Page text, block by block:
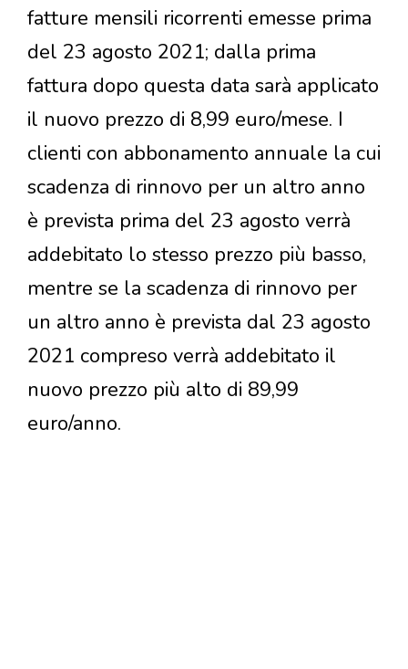
fatture mensili ricorrenti emesse prima
del 23 agosto 2021; dalla prima
fattura dopo questa data sarà applicato
il nuovo prezzo di 8,99 euro/mese. I
clienti con abbonamento annuale la cui
scadenza di rinnovo per un altro anno
è prevista prima del 23 agosto verrà
addebitato lo stesso prezzo più basso,
mentre se la scadenza di rinnovo per
un altro anno è prevista dal 23 agosto
2021 compreso verrà addebitato il
nuovo prezzo più alto di 89,99
euro/anno.